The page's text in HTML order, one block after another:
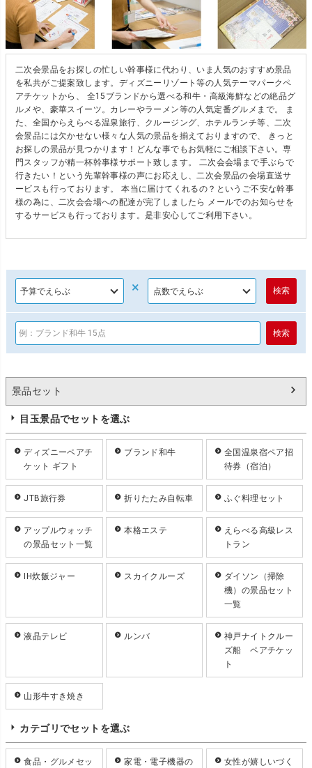
二次会景品をお探しの忙しい幹事様に代わり、いま人気のおすすめ景品
を私共がご提案致します。ディズニーリゾート等の人気テーマパークペ
アチケットから、 全15ブランドから選べる和牛・高級海鮮などの絶品グ
ルメや、豪華スイーツ。カレーやラーメン等の人気定番グルメまで。 ま
た、全国からえらべる温泉旅行、クルージング、ホテルランチ等、二次
会景品には欠かせない様々な人気の景品を揃えておりますので、 きっと
お探しの景品が見つかります！どんな事でもお気軽にご相談下さい。専
門スタッフが精一杯幹事様サポート致します。 二次会会場まで手ぶらで
行きたい！という先輩幹事様の声にお応えし、二次会景品の会場直送サ
ービスも行っております。 本当に届けてくれるの？というご不安な幹事
様の為に、二次会会場への配達が完了しましたら メールでのお知らせを
するサービスも行っております。是非安心してご利用下さい。
×
景品セット
目玉景品でセットを選ぶ
ディズニーペアチ
ケット ギフト
ブランド和牛
全国温泉宿ペア招
待券（宿泊）
JTB旅行券 折りたたみ自転車 ふぐ料理セット
アップルウォッチ
の景品セット一覧
本格エステ
えらべる高級レス
トラン
IH炊飯ジャー スカイクルーズ
ダイソン（掃除
機）の景品セット
一覧
液晶テレビ ルンバ
神戸ナイトクルー
ズ船 ペアチケッ
ト
山形牛すき焼き
カテゴリでセットを選ぶ
食品・グルメセッ
家電・電子機器の
女性が嬉しいづく